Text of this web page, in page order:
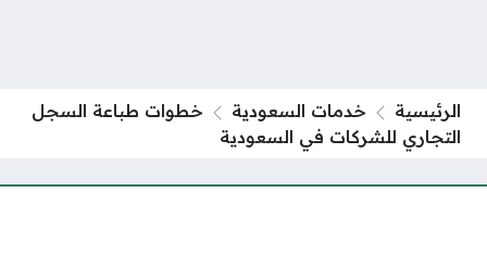
الرئيسية خدمات السعودية
خطوات طباعة السجل
التجاري للشركات في السعودية